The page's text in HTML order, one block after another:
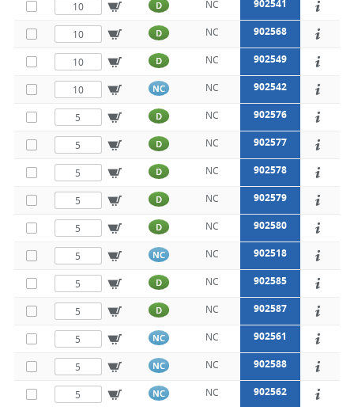
D NC 902541
D NC 902568
D NC 902549
NC NC 902542
D NC 902576
D NC 902577
D NC 902578
D NC 902579
D NC 902580
NC NC 902518
D NC 902585
D NC 902587
NC NC 902561
NC NC 902588
NC NC 902562